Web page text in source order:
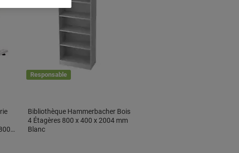
Responsable
Bibliothèque Hammerbacher Bois
4 Étagères 800 x 400 x 2004 mm
Blanc